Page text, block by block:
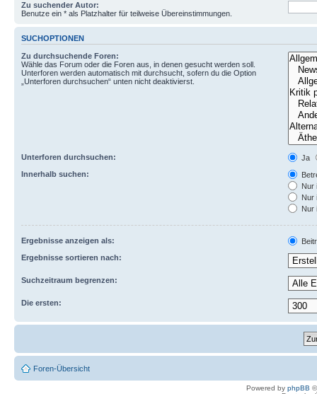
Zu suchender Autor:
Benutze ein * als Platzhalter für teilweise Übereinstimmungen.
SUCHOPTIONEN
Zu durchsuchende Foren:
Wähle das Forum oder die Foren aus, in denen gesucht werden soll.
Unterforen werden automatisch mit durchsucht, sofern du die Option
„Unterforen durchsuchen“ unten nicht deaktivierst.
Unterforen durchsuchen:
Ja
Innerhalb suchen:
Nur
Nur
Nur
Ergebnisse anzeigen als:
Ergebnisse sortieren nach:
Suchzeitraum begrenzen:
Die ersten:
Foren-Übersicht
Powered by phpBB